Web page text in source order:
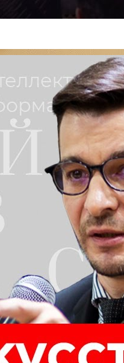
Презентация книги